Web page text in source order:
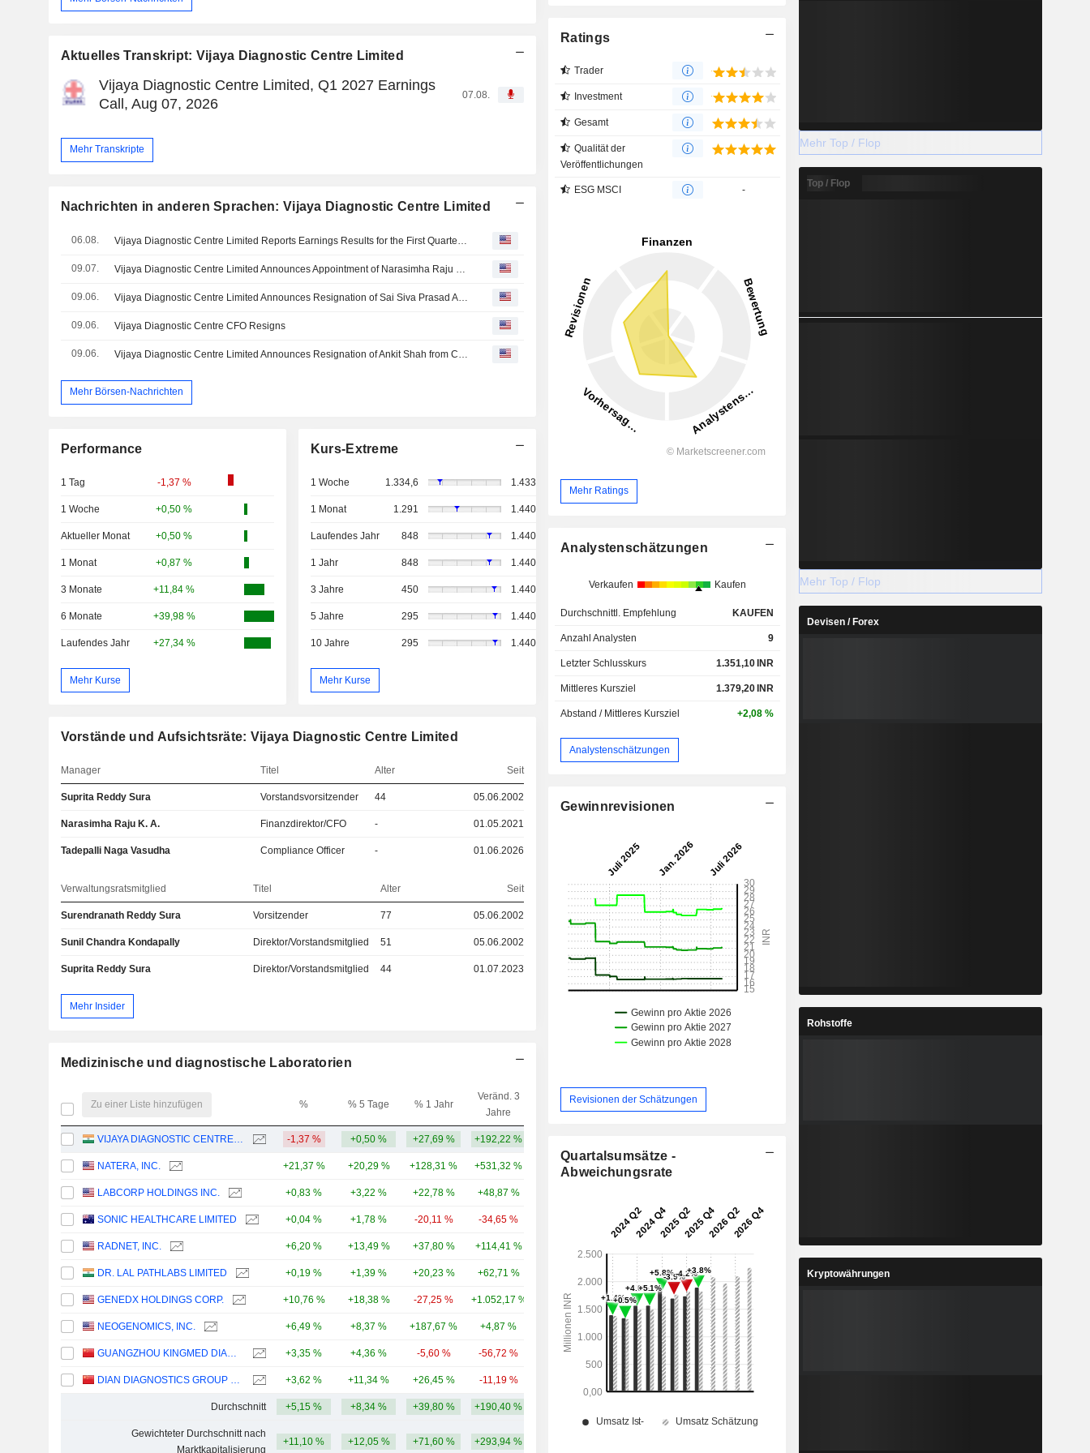
Aktuelles Transkript: Vijaya Diagnostic Centre Limited
Vijaya Diagnostic Centre Limited, Q1 2027 Earnings
Call, Aug 07, 2026
07.08.
Mehr Transkripte
Nachrichten in anderen Sprachen: Vijaya Diagnostic Centre Limited
06.08.
09.07.
09.06.
09.06. Vijaya Diagnostic Centre CFO Resigns
09.06.
Mehr Börsen-Nachrichten
Performance
1 Tag -1,37 %
1 Woche +0,50 %
Aktueller Monat +0,50 %
1 Monat +0,87 %
3 Monate +11,84 %
6 Monate +39,98 %
Laufendes Jahr +27,34 %
Mehr Kurse
Kurs-Extreme
1 Woche 1.334,6 1.433
1 Monat 1.291 1.440
Laufendes Jahr 848 1.440
1 Jahr 848 1.440
3 Jahre 450 1.440
5 Jahre 295 1.440
10 Jahre 295 1.440
Mehr Kurse
Vorstände und Aufsichtsräte: Vijaya Diagnostic Centre Limited
Manager Titel Alter Seit
Suprita Reddy Sura Vorstandsvorsitzender 44 05.06.2002
Narasimha Raju K. A. Finanzdirektor/CFO - 01.05.2021
Tadepalli Naga Vasudha Compliance Officer - 01.06.2026
Verwaltungsratsmitglied Titel Alter Seit
Surendranath Reddy Sura Vorsitzender 77 05.06.2002
Sunil Chandra Kondapally Direktor/Vorstandsmitglied 51 05.06.2002
Suprita Reddy Sura Direktor/Vorstandsmitglied 44 01.07.2023
Mehr Insider
Medizinische und diagnostische Laboratorien
Zu einer Liste hinzufügen % % 5 Tage % 1 Jahr
Veränd. 3
Jahre
Kap.($)
VIJAYA DIAGNOSTIC CENTRE LIMITED -1,37 % +0,50 % +27,69 % +192,22 %
NATERA, INC. +21,37 % +20,29 % +128,31 % +531,32 % 46,26 Mrd.
LABCORP HOLDINGS INC. +0,83 % +3,22 % +22,78 % +48,87 %
SONIC HEALTHCARE LIMITED +0,04 % +1,78 % -20,11 % -34,65 %
RADNET, INC. +6,20 % +13,49 % +37,80 % +114,41 %
DR. LAL PATHLABS LIMITED +0,19 % +1,39 % +20,23 % +62,71 %
GENEDX HOLDINGS CORP. +10,76 % +18,38 % -27,25 % +1.052,17 % 2,3 Mrd.
NEOGENOMICS, INC. +6,49 % +8,37 % +187,67 % +4,87 % 2,13 Mrd.
GUANGZHOU KINGMED DIAGNOSTICS GROUP CO., LTD. +3,35 % +4,36 % -5,60 % -56,72 % 1,99 Mrd.
DIAN DIAGNOSTICS GROUP CO.,LTD. +3,62 % +11,34 % +26,45 % -11,19 %
Durchschnitt +5,15 % +8,34 % +39,80 % +190,40 %
Gewichteter Durchschnitt nach
Marktkapitalisierung
+11,10 % +12,05 % +71,60 % +293,94 %
Ratings
Trader
Investment
Gesamt
Qualität der
Veröffentlichungen
ESG MSCI -
Mehr Ratings
Analystenschätzungen
Verkaufen Kaufen
Durchschnittl. Empfehlung KAUFEN
Anzahl Analysten 9
Letzter Schlusskurs 1.351,10 INR
Mittleres Kursziel 1.379,20 INR
Abstand / Mittleres Kursziel +2,08 %
Analystenschätzungen
Gewinnrevisionen
Revisionen der Schätzungen
Quartalsumsätze -
Abweichungsrate
Mehr Top / Flop
Top / Flop
Mehr Top / Flop
Devisen / Forex
Rohstoffe
Kryptowährungen